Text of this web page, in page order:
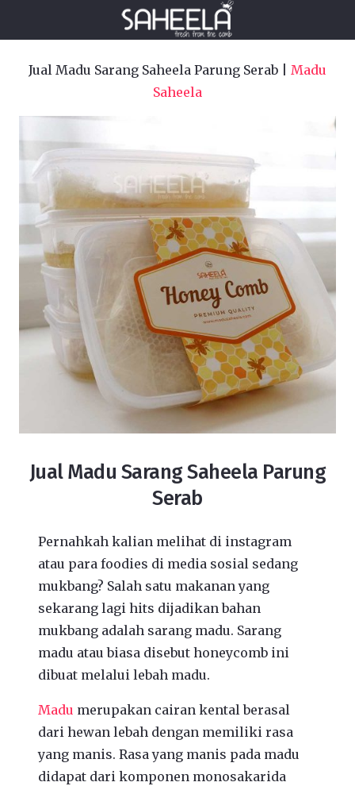
Jual Madu Sarang Saheela Parung Serab | Madu
Saheela
Jual Madu Sarang Saheela Parung
Serab
Pernahkah kalian melihat di instagram
atau para foodies di media sosial sedang
mukbang? Salah satu makanan yang
sekarang lagi hits dijadikan bahan
mukbang adalah sarang madu. Sarang
madu atau biasa disebut honeycomb ini
dibuat melalui lebah madu.
Madu merupakan cairan kental berasal
dari hewan lebah dengan memiliki rasa
yang manis. Rasa yang manis pada madu
didapat dari komponen monosakarida